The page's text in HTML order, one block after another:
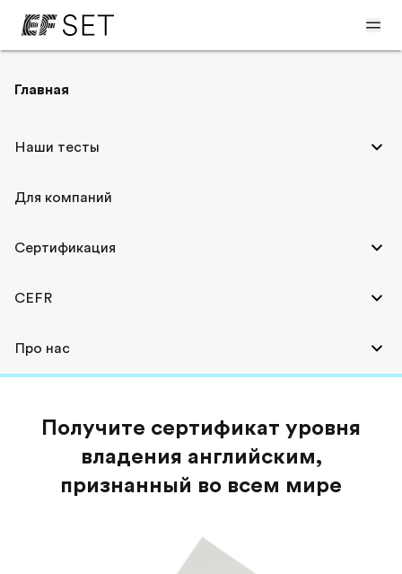
Главная
Наши тесты
Для компаний
Сертификация
CEFR
Про нас
EF SET Certificate
Пройдите наш 50-минутный тест и
подтверждающий уровень владения
Получите сертификат уровня
владения английским,
признанный во всем мире